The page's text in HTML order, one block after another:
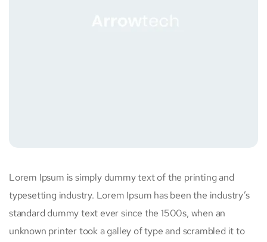
Lorem Ipsum is simply dummy text of the printing and
typesetting industry. Lorem Ipsum has been the industry’s
standard dummy text ever since the 1500s, when an
unknown printer took a galley of type and scrambled it to